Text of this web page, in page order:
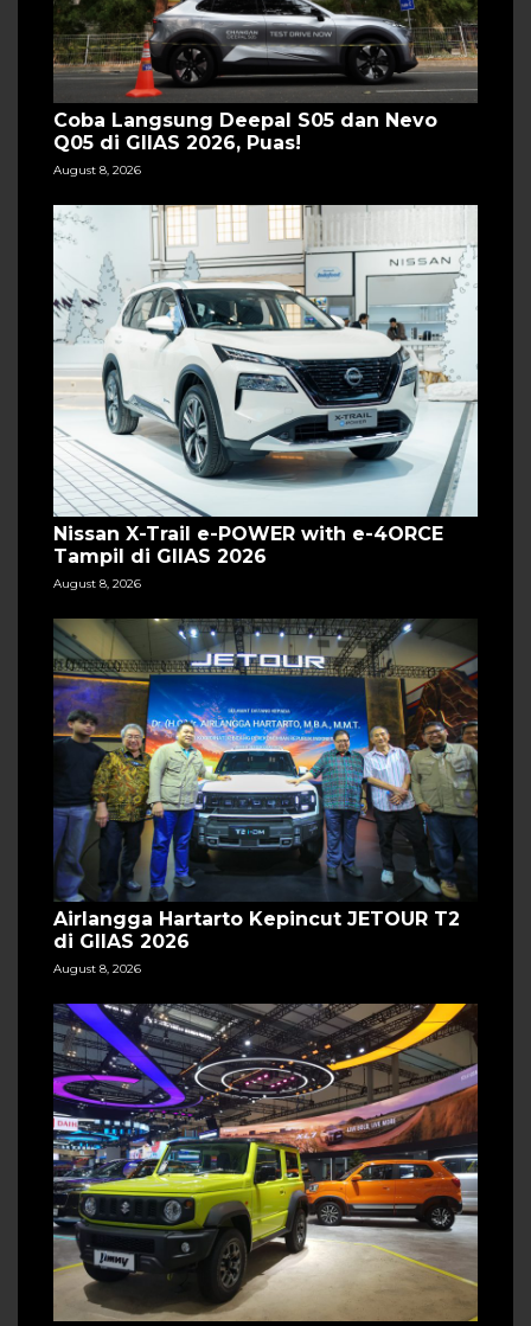
Coba Langsung Deepal S05 dan Nevo
Q05 di GIIAS 2026, Puas!
August 8, 2026
Nissan X-Trail e-POWER with e-4ORCE
Tampil di GIIAS 2026
August 8, 2026
Airlangga Hartarto Kepincut JETOUR T2
di GIIAS 2026
August 8, 2026